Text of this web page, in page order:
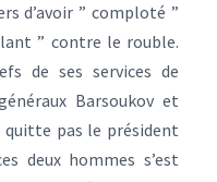
d’avoir ” comploté ”
” contre le rouble.
de ses services de
Barsoukov et
quitte pas le président
deux hommes s’est